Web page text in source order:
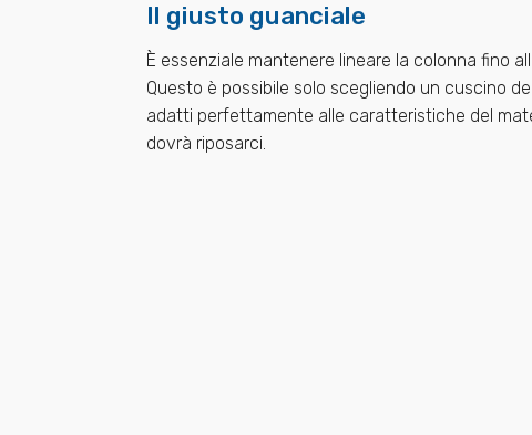
Il giusto guanciale
È essenziale mantenere lineare la colonna fino
Questo è possibile solo scegliendo un cuscino
adatti perfettamente alle caratteristiche del
dovrà riposarci.